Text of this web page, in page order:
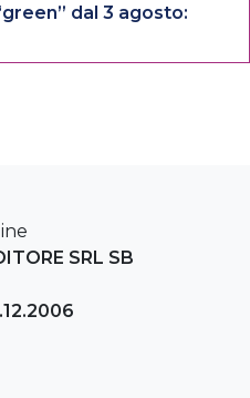
dal 3 agosto:
SRL SB